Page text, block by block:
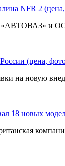
NFR 2
«АВТОВАЗ» и
(цена,
на новую
18 новых